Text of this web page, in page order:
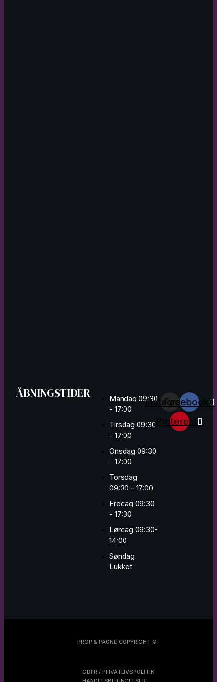
ÅBNINGSTIDER
Mandag 09:30
- 17:00
Tirsdag 09:30
- 17:00
Onsdag 09:30
- 17:00
Torsdag
09:30 - 17:00
Fredag 09:30
- 17:30
Lørdag 09:30-
14:00
Søndag
Lukket
Instagram
Facebook
Pinterest
PROP & PAGNE COPYRIGHT ©
GDPR / PRIVATLIVSPOLITIK